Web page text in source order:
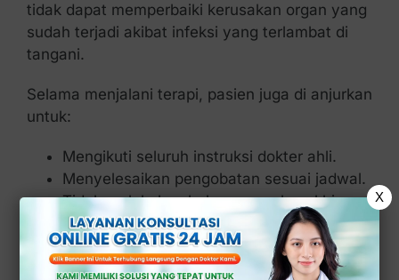
tidak dapat memperbaiki kerusakan organ yang
sudah terjadi akibat infeksi yang terlambat di
tangani.
Selama menjalani terapi, pasien juga di anjurkan
untuk:
Mengikuti seluruh instruksi dokter ahli.
Menyelesaikan pengobatan sesuai jadwal.
Tidak melakukan hubungan seksual hingga
dokter ahli menyatakan aman.
Mengajak pasangan seksual untuk
menjalani pemeriksaan.
X